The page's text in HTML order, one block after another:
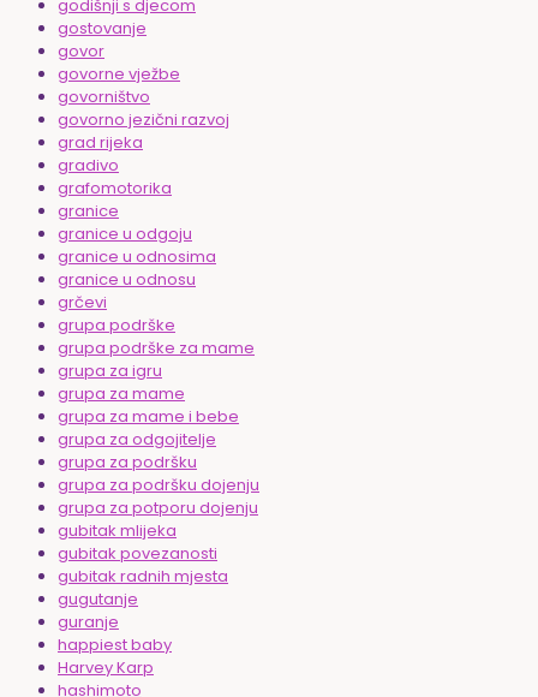
godišnji s djecom
gostovanje
govor
govorne vježbe
govorništvo
govorno jezični razvoj
grad rijeka
gradivo
grafomotorika
granice
granice u odgoju
granice u odnosima
granice u odnosu
grčevi
grupa podrške
grupa podrške za mame
grupa za igru
grupa za mame
grupa za mame i bebe
grupa za odgojitelje
grupa za podršku
grupa za podršku dojenju
grupa za potporu dojenju
gubitak mlijeka
gubitak povezanosti
gubitak radnih mjesta
gugutanje
guranje
happiest baby
Harvey Karp
hashimoto